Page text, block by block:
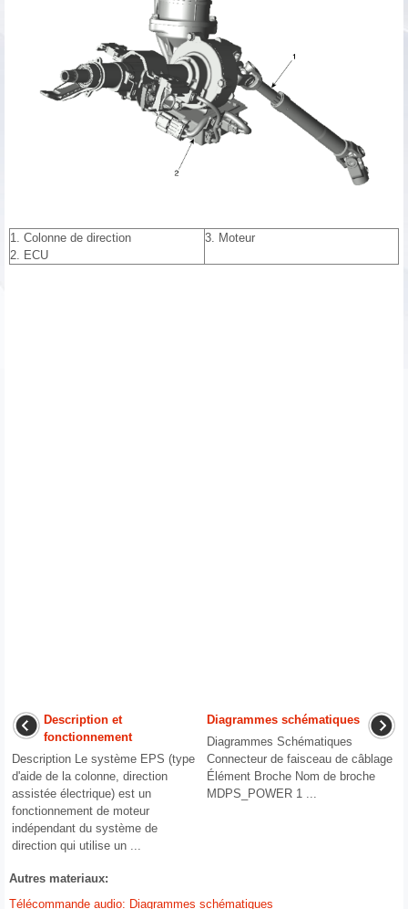
1. Colonne de direction
2. ECU
3. Moteur
Description et
fonctionnement
Description Le système EPS (type
d'aide de la colonne, direction
assistée électrique) est un
fonctionnement de moteur
indépendant du système de
direction qui utilise un ...
Diagrammes schématiques
Diagrammes Schématiques
Connecteur de faisceau de câblage
Élément Broche Nom de broche
MDPS_POWER 1 ...
Autres materiaux:
Télécommande audio: Diagrammes schématiques